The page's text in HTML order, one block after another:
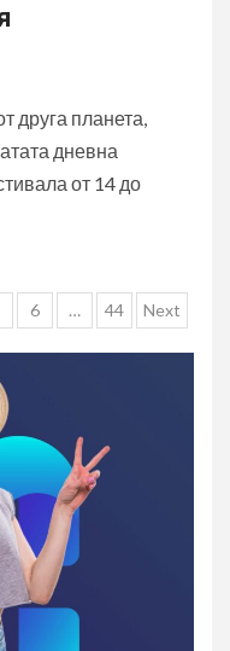
друга планета,
дневна
от 14 до
6 … 44 Next